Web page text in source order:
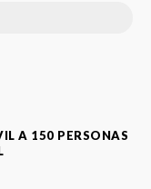
A 150 PERSONAS